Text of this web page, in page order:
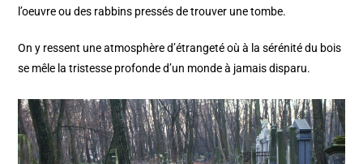
l’oeuvre ou des rabbins pressés de trouver une tombe.
On y ressent une atmosphère d’étrangeté où à la sérénité du bois
se mêle la tristesse profonde d’un monde à jamais disparu.